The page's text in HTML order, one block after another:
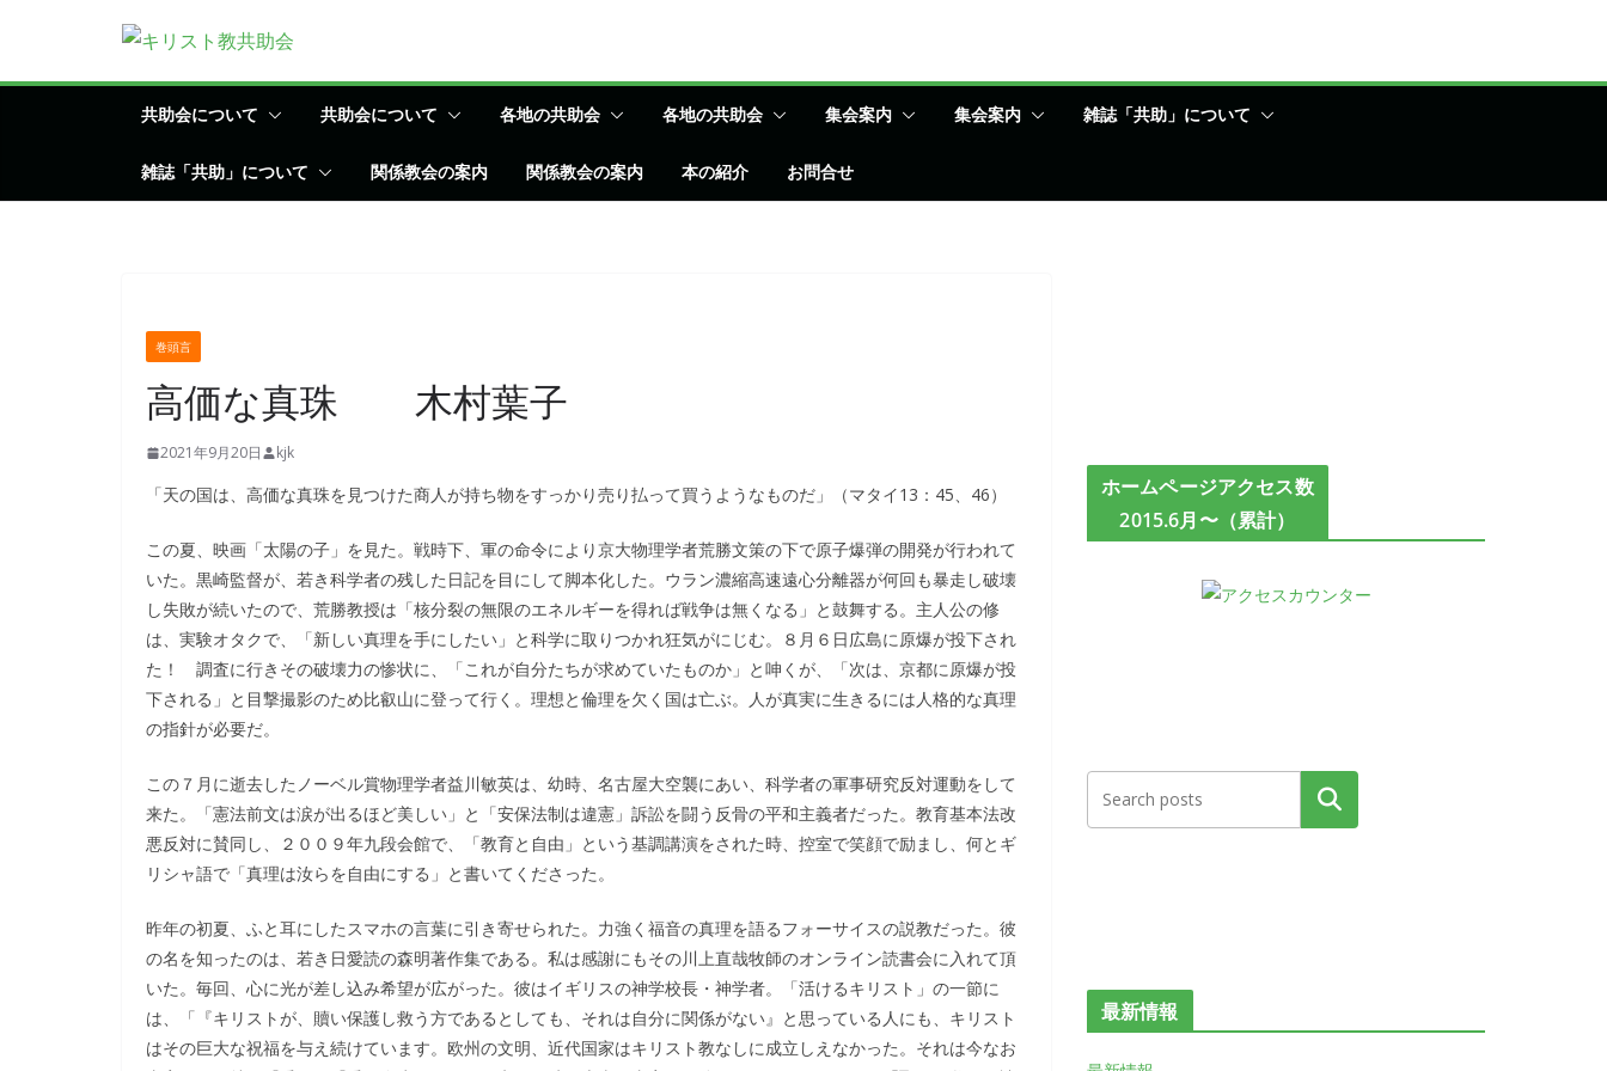
テ
共助会について 共助会について 各地の共助会 各地の共助会 集会案内 集会案内 雑誌「共助」について
雑誌「共助」について 関係教会の案内 関係教会の案内 本の紹介 お問合せ
巻頭言
高価な真珠 木村葉子
2021年9月20日 kjk
「天の国は、高価な真珠を見つけた商人が持ち物をすっかり売り払って買うようなものだ」（マタイ13：45、46）
この夏、映画「太陽の子」を見た。戦時下、軍の命令により京大物理学者荒勝文策の下で原子爆弾の開発が行われて
いた。黒崎監督が、若き科学者の残した日記を目にして脚本化した。ウラン濃縮高速遠心分離器が何回も暴走し破壊
し失敗が続いたので、荒勝教授は「核分裂の無限のエネルギーを得れば戦争は無くなる」と鼓舞する。主人公の修
は、実験オタクで、「新しい真理を手にしたい」と科学に取りつかれ狂気がにじむ。８月６日広島に原爆が投下され
た！ 調査に行きその破壊力の惨状に、「これが自分たちが求めていたものか」と呻くが、「次は、京都に原爆が投
下される」と目撃撮影のため比叡山に登って行く。理想と倫理を欠く国は亡ぶ。人が真実に生きるには人格的な真理
の指針が必要だ。
この７月に逝去したノーベル賞物理学者益川敏英は、幼時、名古屋大空襲にあい、科学者の軍事研究反対運動をして
来た。「憲法前文は涙が出るほど美しい」と「安保法制は違憲」訴訟を闘う反骨の平和主義者だった。教育基本法改
悪反対に賛同し、２００９年九段会館で、「教育と自由」という基調講演をされた時、控室で笑顔で励まし、何とギ
リシャ語で「真理は汝らを自由にする」と書いてくださった。
昨年の初夏、ふと耳にしたスマホの言葉に引き寄せられた。力強く福音の真理を語るフォーサイスの説教だった。彼
の名を知ったのは、若き日愛読の森明著作集である。私は感謝にもその川上直哉牧師のオンライン読書会に入れて頂
いた。毎回、心に光が差し込み希望が広がった。彼はイギリスの神学校長・神学者。「活けるキリスト」の一節に
は、「『キリストが、贖い保護し救う方であるとしても、それは自分に関係がない』と思っている人にも、キリスト
はその巨大な祝福を与え続けています。欧州の文明、近代国家はキリスト教なしに成立しえなかった。それは今なお
ホームページアクセス数
2015.6月〜（累計）
検索
最新情報